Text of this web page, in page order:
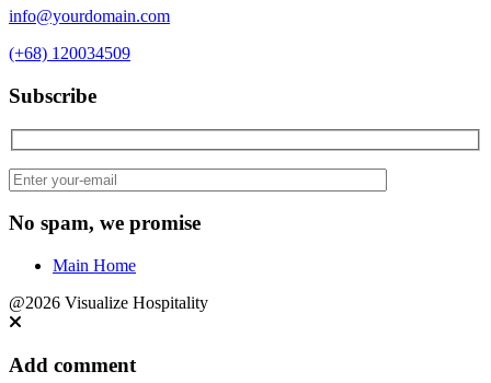
info@yourdomain.com
(+68) 120034509
Subscribe
No spam, we promise
Main Home
@2026 Visualize Hospitality
Add comment